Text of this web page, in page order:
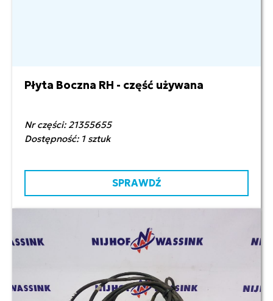
350,00 zł netto
Płyta Boczna RH - część używana
Nr części: 21355655
Dostępność: 1 sztuk
SPRAWDŹ